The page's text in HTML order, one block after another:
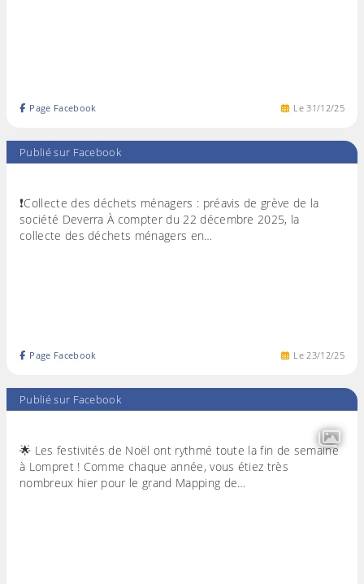
Le31/12/25
Page Facebook
Publié sur Facebook
❗️Collecte des déchets ménagers : préavis de grève de la
société Deverra À compter du 22 décembre 2025, la
collecte des déchets ménagers en…
Le23/12/25
Page Facebook
Publié sur Facebook
🌟 Les festivités de Noël ont rythmé toute la fin de semaine
à Lompret ! Comme chaque année, vous étiez très
nombreux hier pour le grand Mapping de…